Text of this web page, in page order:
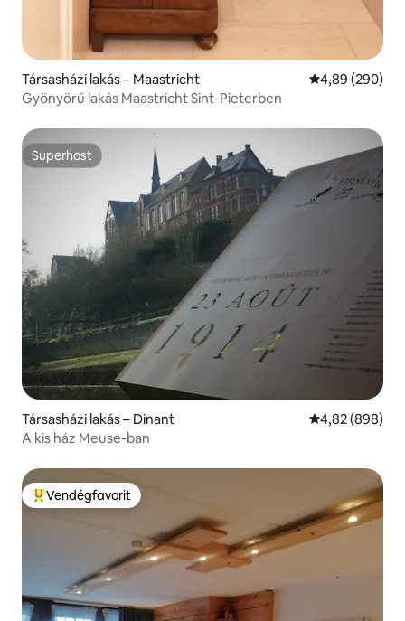
Társasházi lakás – Maastricht Átlagos
4,89 (290)
Gyönyörű lakás Maastricht Sint-Pieterben
Superhost
Superhost
Társasházi lakás – Dinant Átlagos
4,82 (898)
A kis ház Meuse-ban
Kiemelt vendégfavorit
Vendégfavorit